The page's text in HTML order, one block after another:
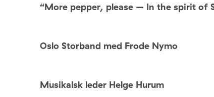
“More pepper, please – In the spirit of
Oslo Storband med Frode Nymo
Musikalsk leder Helge Hurum